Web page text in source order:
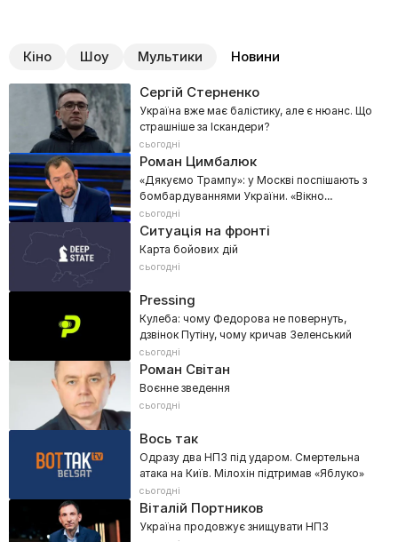
Кіно Шоу Мультики Новини
Сергій Стерненко
Україна вже має балістику, але є нюанс. Що
страшніше за Іскандери?
сьогодні
Роман Цимбалюк
«Дякуємо Трампу»: у Москві поспішають з
бомбардуваннями України. «Вікно
можливостей незабаром закриється»!
сьогодні
Ситуація на фронті
Карта бойових дій
сьогодні
Pressing
Кулеба: чому Федорова не повернуть,
дзвінок Путіну, чому кричав Зеленський
сьогодні
Роман Світан
Воєнне зведення
сьогодні
Вось так
Одразу два НПЗ під ударом. Смертельна
атака на Київ. Мілохін підтримав «Яблуко»
сьогодні
Віталій Портников
Україна продовжує знищувати НПЗ